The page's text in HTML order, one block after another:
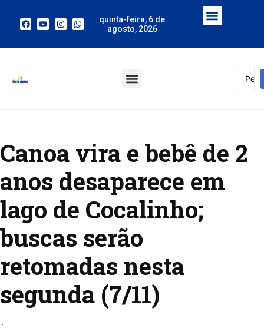
quinta-feira, 6 de
agosto, 2026
Canoa vira e bebê de 2
anos desaparece em
lago de Cocalinho;
buscas serão
retomadas nesta
segunda (7/11)
..